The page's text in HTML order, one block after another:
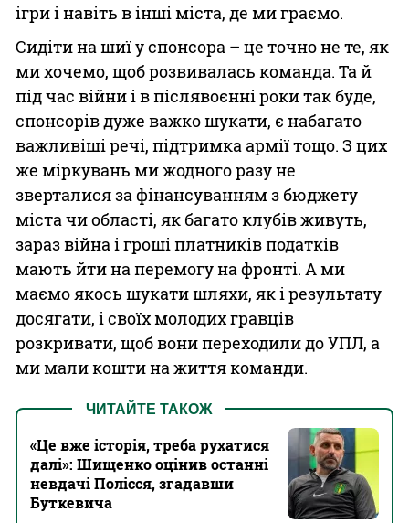
ігри і навіть в інші міста, де ми граємо.
Сидіти на шиї у спонсора – це точно не те, як
ми хочемо, щоб розвивалась команда. Та й
під час війни і в післявоєнні роки так буде,
спонсорів дуже важко шукати, є набагато
важливіші речі, підтримка армії тощо. З цих
же міркувань ми жодного разу не
зверталися за фінансуванням з бюджету
міста чи області, як багато клубів живуть,
зараз війна і гроші платників податків
мають йти на перемогу на фронті. А ми
маємо якось шукати шляхи, як і результату
досягати, і своїх молодих гравців
розкривати, щоб вони переходили до УПЛ, а
ми мали кошти на життя команди.
ЧИТАЙТЕ ТАКОЖ
«Це вже історія, треба рухатися
далі»: Шищенко оцінив останні
невдачі Полісся, згадавши
Буткевича